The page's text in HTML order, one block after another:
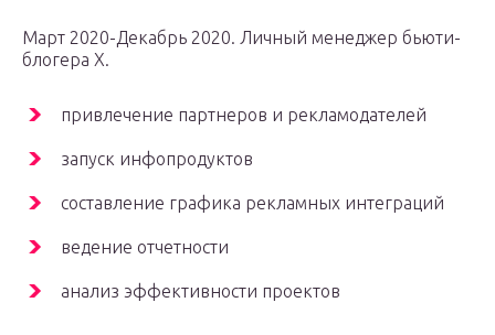
Март 2020-Декабрь 2020. Личный менеджер бьюти-
блогера X.
привлечение партнеров и рекламодателей
запуск инфопродуктов
составление графика рекламных интеграций
ведение отчетности
анализ эффективности проектов